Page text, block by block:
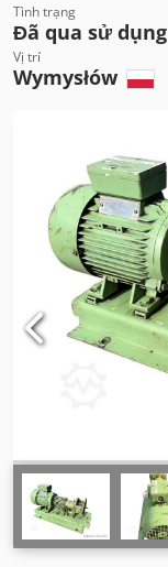
Tình trạng
Đã qua sử dụng
Vị trí
Wymysłów